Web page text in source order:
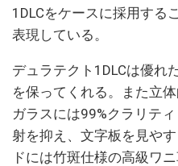
1DLCをケースに採用する
表現している。
デュラテクト1DLCは優れ
を保ってくれる。また立
ガラスには99%クラリテ
射を抑え、文字板を見や
ドには竹斑仕様の高級ワ